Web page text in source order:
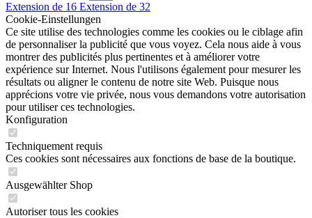
Extension de 16 Extension de 32
Cookie-Einstellungen
Ce site utilise des technologies comme les cookies ou le ciblage afin
de personnaliser la publicité que vous voyez. Cela nous aide à vous
montrer des publicités plus pertinentes et à améliorer votre
expérience sur Internet. Nous l'utilisons également pour mesurer les
résultats ou aligner le contenu de notre site Web. Puisque nous
apprécions votre vie privée, nous vous demandons votre autorisation
pour utiliser ces technologies.
Konfiguration
Techniquement requis
Ces cookies sont nécessaires aux fonctions de base de la boutique.
Ausgewählter Shop
Autoriser tous les cookies